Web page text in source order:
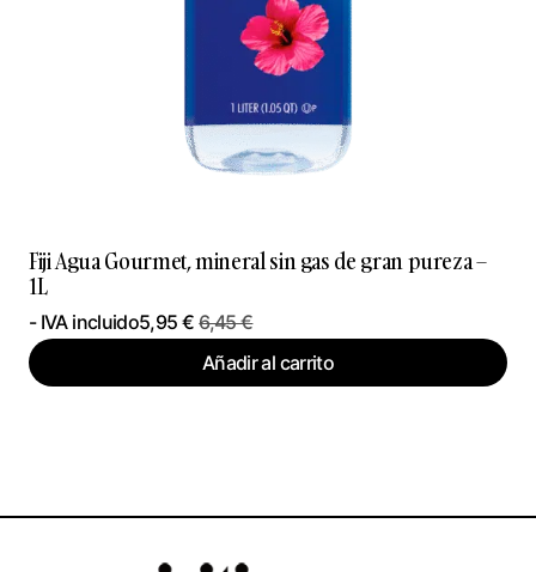
Fiji Agua Gourmet, mineral sin gas de gran pureza –
1L
6,45€
5,95 €
- IVA incluido
Añadir al carrito